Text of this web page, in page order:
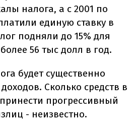
налога, а с 2001 по
единую ставку в
подняли до 15% для
56 тыс долл в год.
будет существенно
Сколько средств в
прогрессивный
- неизвестно.